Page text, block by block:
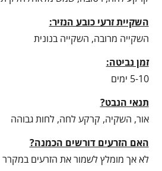
השקיית זרעי כובע הנזיר:
השקייה מרובה, השקייה בנונית
זמן נביטה:
5-10 ימים
תנאי הנבט?
אור, השקיה, קרקע לחה, לחות גבוהה
האם הזרעים דורשים הכמנה?
לא אך מומלץ לשמור את הזרעים במקרר